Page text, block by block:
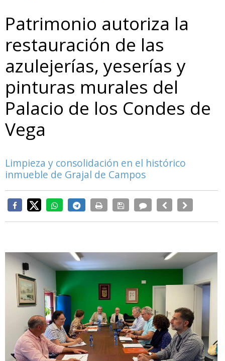
Patrimonio autoriza la
restauración de las
azulejerías, yeserías y
pinturas murales del
Palacio de los Condes de
Vega
Limpieza y consolidación en el histórico
inmueble de Grajal de Campos